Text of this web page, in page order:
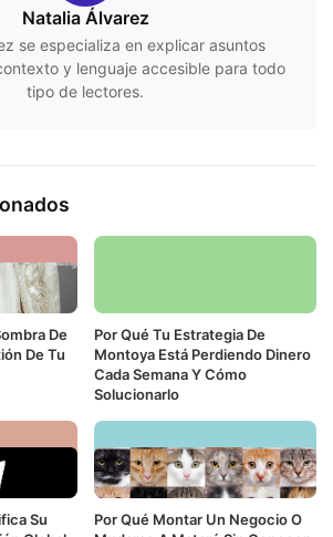
Natalia Álvarez
se especializa en explicar asuntos
y lenguaje accesible para todo
tipo de lectores.
De
De Tu
Por Qué Tu Estrategia De
Montoya Está Perdiendo Dinero
Cada Semana Y Cómo
Solucionarlo
Su
Por Qué Montar Un Negocio O